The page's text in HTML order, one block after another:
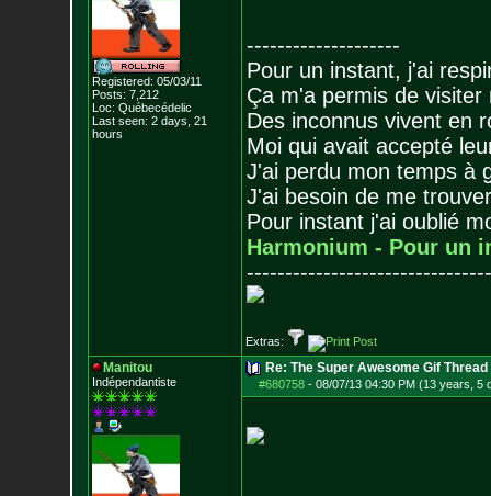
Registered: 05/03/11
Posts: 7,212
Loc: Québecédelic
Last seen: 2 days, 21
hours
--------------------
Pour un instant, j'ai
Ça m'a permis de visiter
Des inconnus vivent en
Moi qui avait accepté
J'ai perdu mon temps à
J'ai besoin de me
Pour instant j'ai oublié
Harmonium - Pour un
--------------------------------
Extras:
Manitou
Indépendantiste
Re: The Super Awesome Gif Thread
#680758- 08/07/13 04:30 PM (13 years, 5